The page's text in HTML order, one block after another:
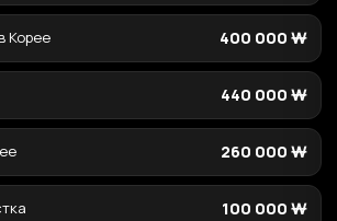
Корее 400 000 ₩
440 000 ₩
260 000 ₩
100 000 ₩